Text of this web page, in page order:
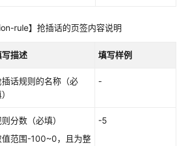
rule】抢插话的页签内容说明
写描述 填写样例
插话规则的名称（必
-
分数（必填）
值范围-100~0，且为整
-5